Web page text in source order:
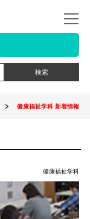
健康福祉学科 新着情報
健康福祉学科